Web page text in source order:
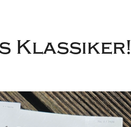
Klassiker!